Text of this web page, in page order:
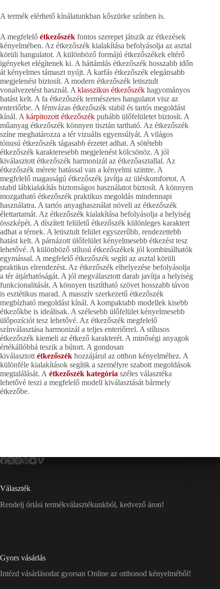
A termék elérhető kínálatunkban kőszürke színben is.
A megfelelő étkezőszék fontos szerepet játszik az étkezések
kényelmében. Az étkezőszék kialakítása befolyásolja az asztal
körüli hangulatot. A különböző formájú étkezőszékek eltérő
igényeket elégítenek ki. A háttámlás étkezőszék hosszabb időn
át kényelmes támaszt nyújt. A karfás étkezőszék elegánsabb
megjelenést biztosít. A modern étkezőszék letisztult
vonalvezetést használ. A klasszikus étkezőszék hagyományos
hatást kelt. A fa étkezőszék természetes hangulatot visz az
enteriőrbe. A fémvázas étkezőszék stabil és tartós megoldást
kínál. A kárpitozott étkezőszék puhább ülőfelületet biztosít. A
műanyag étkezőszék könnyen tisztán tartható. Az étkezőszék
színe meghatározza a tér vizuális egyensúlyát. A világos
tónusú étkezőszék tágasabb érzetet adhat. A sötétebb
étkezőszék karakteresebb megjelenést kölcsönöz. A jól
kiválasztott étkezőszék harmonizál az étkezőasztallal. Az
étkezőszék mérete hatással van a kényelmi szintre. A
megfelelő magasságú étkezőszék javítja az üléskomfortot. A
stabil lábkialakítás biztonságos használatot biztosít. A könnyen
mozgatható étkezőszék praktikus megoldás mindennapi
használatra. A tartós anyaghasználat növeli az étkezőszék
élettartamát. Az étkezőszék kialakítása befolyásolja a helyiség
összképét. A díszített felületű étkezőszék különleges karaktert
adhat a térnek. A letisztult felület egyszerűbb, rendezettebb
hatást kelt. A párnázott ülőfelület kényelmesebb étkezést tesz
lehetővé. A különböző stílusú étkezőszékek jól kombinálhatók
egymással. A megfelelő étkezőszék segíti az asztal körüli
praktikus elrendezést. Az étkezőszék elhelyezése befolyásolja
a tér átjárhatóságát. A jól megválasztott darab javítja a helyiség
funkcionalitását. A könnyen tisztítható szövet hosszabb távon
is esztétikus marad. A masszív szerkezetű étkezőszék
megbízható megoldást kínál. A kompaktabb modellek kisebb
étkezőkbe is ideálisak. A szélesebb ülőfelület kényelmesebb
ülőpozíciót tesz lehetővé. Az étkezőszék megfelelő
színválasztása harmonizál a teljes enteriőrrel. A stílusos
étkezőszék kiemeli az étkező karakterét. A minőségi anyagok
értékállóbbá teszik a bútort. A gondosan
kiválasztott étkezőszék hozzájárul az otthon kényelméhez. A
különféle kialakítások segítik a személyre szabott megoldások
megtalálását. A étkezőszék kategória széles választéka
lehetővé teszi a megfelelő modell kiválasztását bármely
étkezőbe.
Választék
Rendelj óriási termékválasztékunkból, kedvező áron!
Gyors vásárlás
Intézd vásárlásodat gyorsan Online az otthonod kényelméből!